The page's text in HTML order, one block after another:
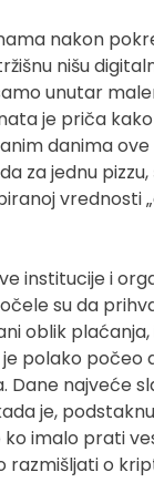
nakon
nišu
unutar
je priča
danima
za jednu
vrednosti
institucije i
su da
oblik
polako počeo
Dane najveće
je,
imalo prati
razmišljati o